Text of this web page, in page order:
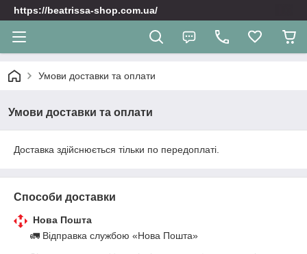
https://beatrissa-shop.com.ua/
Умови доставки та оплати
Умови доставки та оплати
Доставка здійснюється тільки по передоплаті.
Способи доставки
Нова Пошта
🚛 Відправка службою «Нова Пошта»